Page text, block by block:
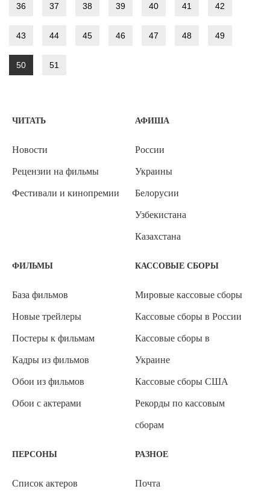
36 37 38 39 40 41 42
43 44 45 46 47 48 49
50 51
ЧИТАТЬ
Новости
Рецензии на фильмы
Фестивали и кинопремии
АФИША
России
Украины
Белорусии
Узбекистана
Казахстана
ФИЛЬМЫ
База фильмов
Новые трейлеры
Постеры к фильмам
Кадры из фильмов
Обои из фильмов
Обои с актерами
КАССОВЫЕ СБОРЫ
Мировые кассовые сборы
Кассовые сборы в России
Кассовые сборы в
Украине
Кассовые сборы США
Рекорды по кассовым
сборам
ПЕРСОНЫ
Список актеров
РАЗНОЕ
Почта